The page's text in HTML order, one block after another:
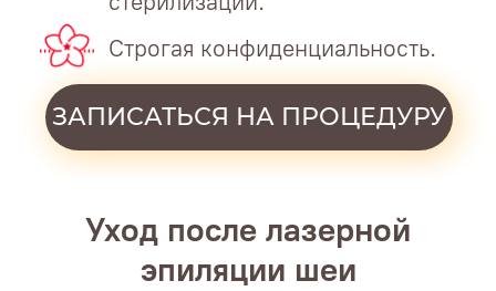
Уход после лазерной
эпиляции шеи